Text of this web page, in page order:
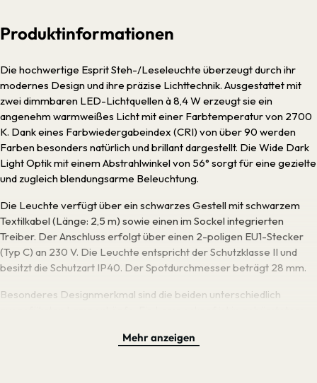
Produktinformationen
Die hochwertige Esprit Steh-/Leseleuchte überzeugt durch ihr
modernes Design und ihre präzise Lichttechnik. Ausgestattet mit
zwei dimmbaren LED-Lichtquellen à 8,4 W erzeugt sie ein
angenehm warmweißes Licht mit einer Farbtemperatur von 2700
K. Dank eines Farbwiedergabeindex (CRI) von über 90 werden
Farben besonders natürlich und brillant dargestellt. Die Wide Dark
Light Optik mit einem Abstrahlwinkel von 56° sorgt für eine gezielte
und zugleich blendungsarme Beleuchtung.
Die Leuchte verfügt über ein schwarzes Gestell mit schwarzem
Textilkabel (Länge: 2,5 m) sowie einen im Sockel integrierten
Treiber. Der Anschluss erfolgt über einen 2-poligen EU1-Stecker
(Typ C) an 230 V. Die Leuchte entspricht der Schutzklasse II und
besitzt die Schutzart IP40. Der Spotdurchmesser beträgt 28 mm.
Besonderes Designmerkmal sind die beiden unterschiedlich
Mehr anzeigen